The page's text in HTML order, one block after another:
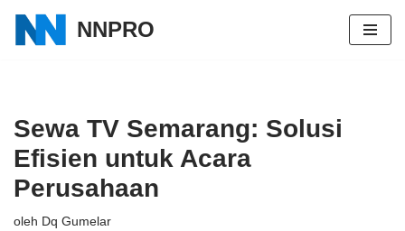
Lompat
NNPRO
Sewa TV Semarang: Solusi
Efisien untuk Acara
Perusahaan
oleh Dq Gumelar